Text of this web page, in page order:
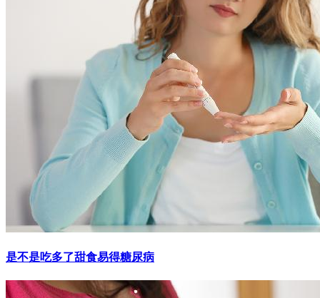
是不是吃多了甜食易得糖尿病